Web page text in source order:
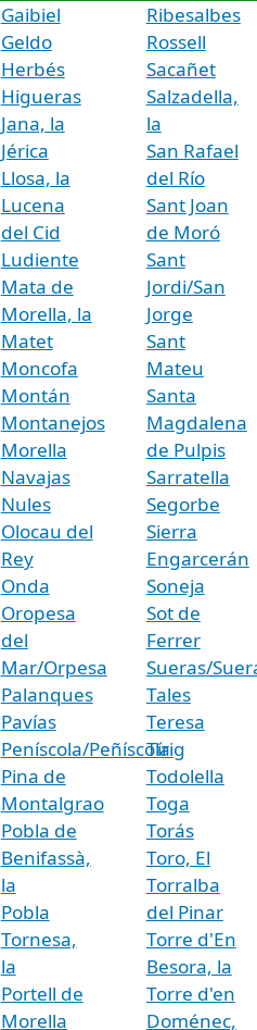
Gaibiel
Geldo
Herbés
Higueras
Jana, la
Jérica
Llosa, la
Lucena
del Cid
Ludiente
Mata de
Morella, la
Matet
Moncofa
Montán
Montanejos
Morella
Navajas
Nules
Olocau del
Rey
Onda
Oropesa
del
Mar/Orpesa
Palanques
Pavías
Peníscola/Peñíscola
Pina de
Montalgrao
Pobla de
Benifassà,
la
Pobla
Tornesa,
la
Portell de
Morella
Ribesalbes
Rossell
Sacañet
Salzadella,
la
San Rafael
del Río
Sant Joan
de Moró
Sant
Jordi/San
Jorge
Sant
Mateu
Santa
Magdalena
de Pulpis
Sarratella
Segorbe
Sierra
Engarcerán
Soneja
Sot de
Ferrer
Sueras/
Tales
Teresa
Tírig
Todolella
Toga
Torás
Toro, El
Torralba
del Pinar
Torre d'En
Besora, la
Torre d'en
Doménec,